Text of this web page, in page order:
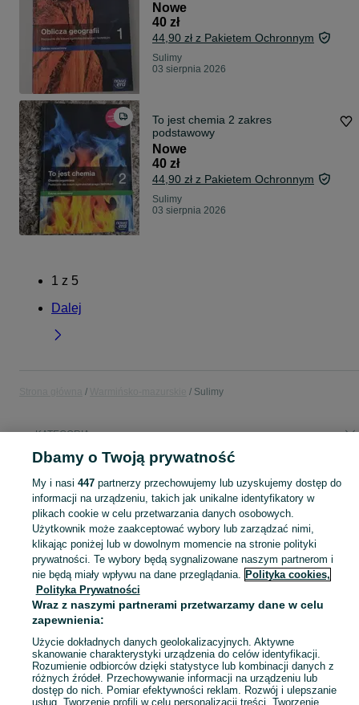
Nowe
40 zł
44,90 zł z Pakietem Ochronnym
Sulimy
03 sierpnia 2026
To jest chemia 2 zakres
podstawowy
Nowe
40 zł
44,90 zł z Pakietem Ochronnym
Sulimy
03 sierpnia 2026
1 z 5
Dalej
Sulimy
KATEGORIA
pług konny dom
Zobacz
Mapa kategorii
Mapa miejscowości
Mapa ministron
Popularne wyszukiwania
Dbamy o Twoją prywatność
My i nasi 447partnerzy przechowujemy lub uzyskujemy dostęp do
informacji na urządzeniu, takich jak unikalne identyfikatory w
plikach cookie w celu przetwarzania danych osobowych.
Użytkownik może zaakceptować wybory lub zarządzać nimi,
klikając poniżej lub w dowolnym momencie na stronie polityki
prywatności. Te wybory będą sygnalizowane naszym partnerom i
nie będą miały wpływu na dane przeglądania. Polityka cookies,
Polityka Prywatności
Wraz z naszymi partnerami przetwarzamy dane w celu
zapewnienia:
Użycie dokładnych danych geolokalizacyjnych. Aktywne
skanowanie charakterystyki urządzenia do celów identyfikacji.
Rozumienie odbiorców dzięki statystyce lub kombinacji danych z
różnych źródeł. Przechowywanie informacji na urządzeniu lub
dostęp do nich. Pomiar efektywności reklam. Rozwój i ulepszanie
usług. Tworzenie profili w celu personalizacji treści. Tworzenie